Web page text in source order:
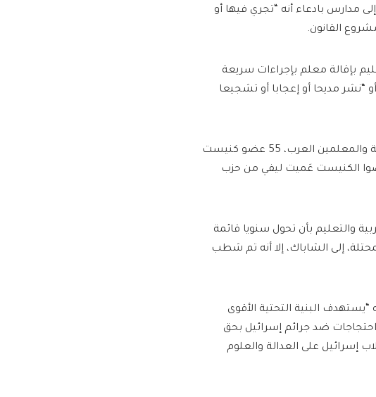
إلى مدارس بادعاء أنه “تجري فيها أو
القانون.
بإقالة معلم بإجراءات سريعة
“نشر مديحا أو إعجابا أو تشجيعا
وأيد هذا القانون العنصري، الذي يستهدف المدارس العربية والمعلمين العرب، 55 عضو كنيست
عضوا الكنيست عَميت ليفي من حزب
والتعليم بأن تحول سنويا قائمة
إلى الشاباك، إلا أنه تم شطب
البنية التحتية الأقوى
ضد جرائم إسرائيل بحق
إسرائيل على العدالة والعلوم